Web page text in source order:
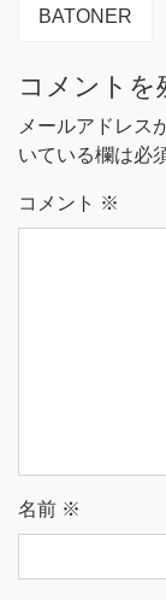
BATONER
コメントを
メールアドレス
いている欄は必
コメント ※
名前 ※